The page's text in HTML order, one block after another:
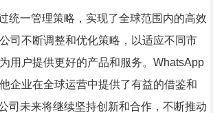
统一管理策略，实现了全球范围内的高效
司不断调整和优化策略，以适应不同市
用户提供更好的产品和服务。WhatsApp
企业在全球运营中提供了有益的借鉴和
司未来将继续坚持创新和合作，不断推动